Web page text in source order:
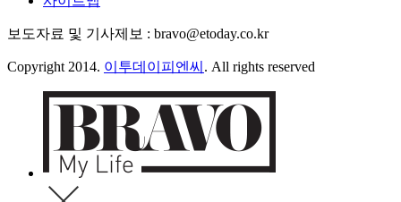
보도자료 및 기사제보 : bravo@etoday.co.kr
Copyright 2014. 이투데이피엔씨 . All rights reserved